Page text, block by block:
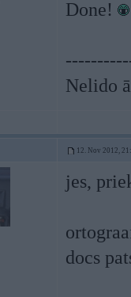
Done!
Nelido
12. Nov 2012,
jes,
docs